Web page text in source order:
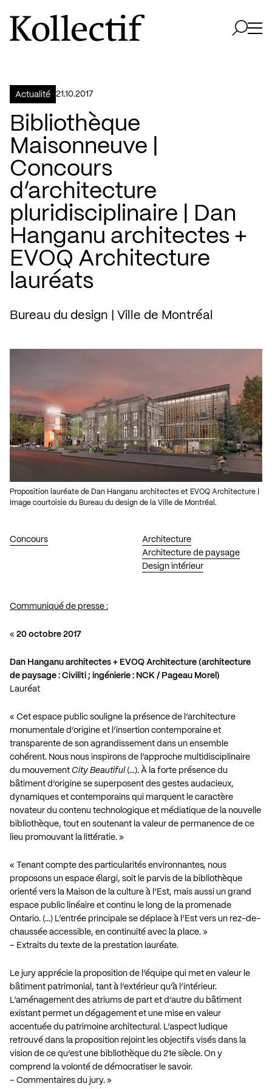
Aller à la page d'accueil
Logo Kollectif
Actualité 21.10.2017
Bibliothèque
Maisonneuve |
Concours
d’architecture
pluridisciplinaire | Dan
Hanganu architectes +
EVOQ Architecture
lauréats
Bureau du design | Ville de Montréal
Concours
Architecture
Architecture de paysage
Design intérieur
Proposition lauréate de Dan Hanganu architectes et EVOQ Architecture |
Image courtoisie du Bureau du design de la Ville de Montréal.
Communiqué de presse :
« 20 octobre 2017
Dan Hanganu architectes + EVOQ Architecture (architecture
de paysage : Civiliti ; ingénierie : NCK / Pageau Morel)
Lauréat
« Cet espace public souligne la présence de l’architecture
monumentale d’origine et l’insertion contemporaine et
transparente de son agrandissement dans un ensemble
cohérent. Nous nous inspirons de l’approche multidisciplinaire
du mouvement City Beautiful(…). À la forte présence du
bâtiment d’origine se superposent des gestes audacieux,
dynamiques et contemporains qui marquent le caractère
novateur du contenu technologique et médiatique de la nouvelle
bibliothèque, tout en soutenant la valeur de permanence de ce
lieu promouvant la littératie. »
« Tenant compte des particularités environnantes, nous
proposons un espace élargi, soit le parvis de la bibliothèque
orienté vers la Maison de la culture à l’Est, mais aussi un grand
espace public linéaire et continu le long de la promenade
Ontario. (…) L’entrée principale se déplace à l’Est vers un rez-de-
chaussée accessible, en continuité avec la place. »
– Extraits du texte de la prestation lauréate.
Le jury apprécie la proposition de l’équipe qui met en valeur le
bâtiment patrimonial, tant à l’extérieur qu’à l’intérieur.
L’aménagement des atriums de part et d’autre du bâtiment
existant permet un dégagement et une mise en valeur
accentuée du patrimoine architectural. L’aspect ludique
retrouvé dans la proposition rejoint les objectifs visés dans la
vision de ce qu’est une bibliothèque du 21e siècle. On y
comprend la volonté de démocratiser le savoir.
– Commentaires du jury. »